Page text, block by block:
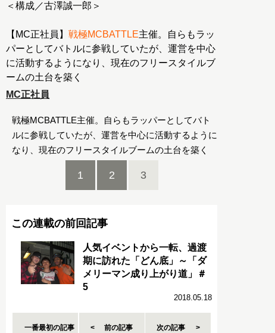
＜構成／古澤誠一郎＞
【MC正社員】 戦極MCBATTLE主催。自らもラッ
パーとしてバトルに参戦していたが、運営を中心
に活動するようになり、現在のフリースタイルブ
ームの土台を築く
MC正社員
戦極MCBATTLE主催。自らもラッパーとしてバト
ルに参戦していたが、運営を中心に活動するように
なり、現在のフリースタイルブームの土台を築く
1 2 3
この連載の前回記事
人気イベントから一転、過渡
期に訪れた「どん底」～「ダ
メリーマン成り上がり道」＃
5
2018.05.18
一番最初の記事 前の記事 次の記事